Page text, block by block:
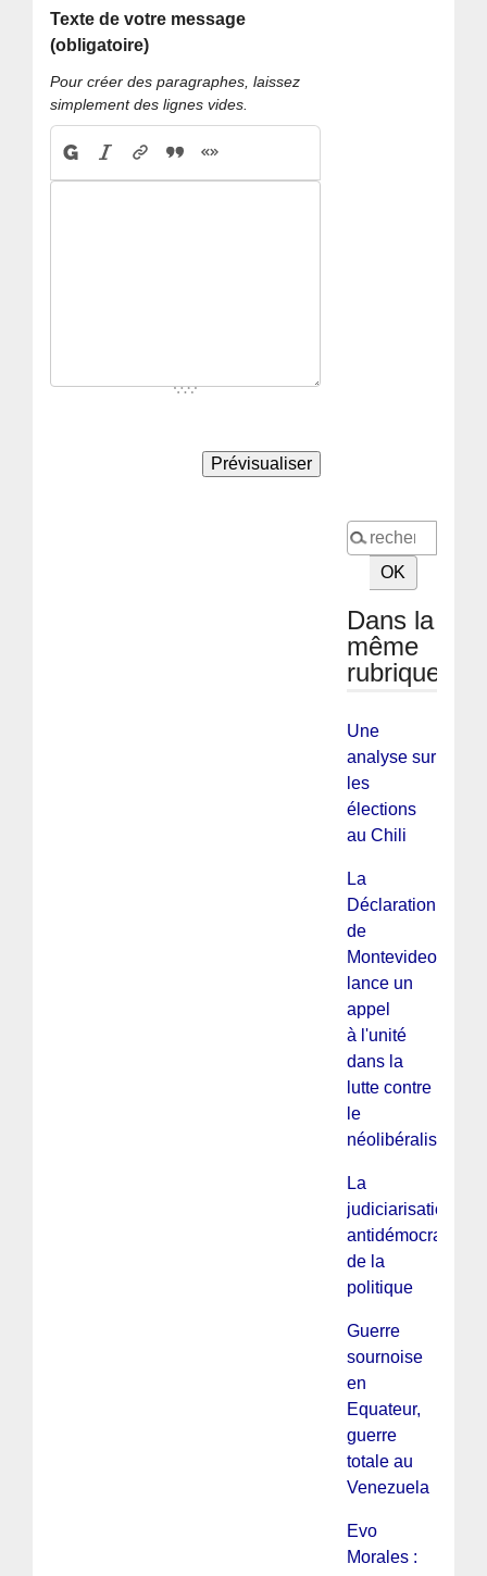
Texte de votre message
(obligatoire)
Pour créer des paragraphes, laissez
simplement des lignes vides.
Dans la
même
rubrique
Une
analyse sur
les
élections
au Chili
La
Déclaration
de
Montevideo
lance un
appel
à l'unité
dans la
lutte contre
le
néolibéralisme
La
judiciarisation
antidémocratique
de la
politique
Guerre
sournoise
en
Equateur,
guerre
totale au
Venezuela
Evo
Morales :